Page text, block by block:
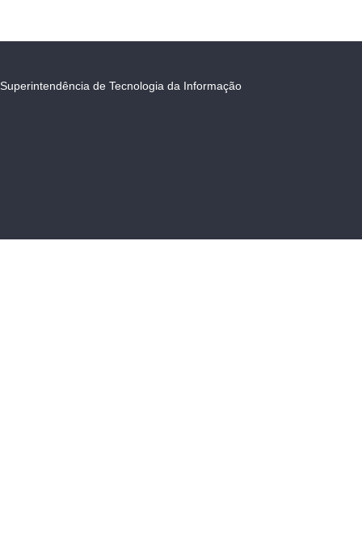
Superintendência de Tecnologia da Informação